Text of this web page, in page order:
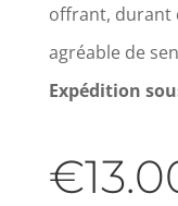
offrant, durant
agréable de
Expédition
€